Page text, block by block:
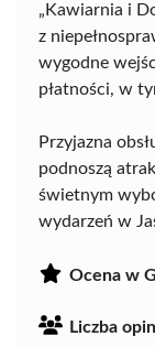
„Kawiarnia i
z
wygodne
płatności, w
Przyjazna
podnoszą
świetnym
wydarzeń w
Ocena w
Liczba